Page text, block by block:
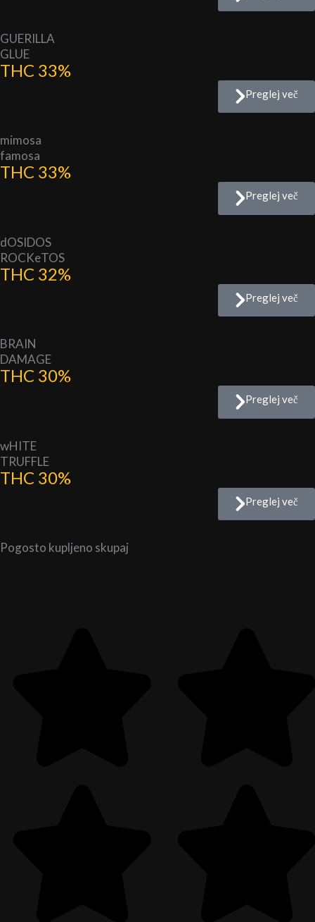
GUERILLA
GLUE
THC 33%
Preglej več
mimosa
famosa
THC 33%
Preglej več
dOSIDOS
ROCKeTOS
THC 32%
Preglej več
BRAIN
DAMAGE
THC 30%
Preglej več
wHITE
TRUFFLE
THC 30%
Preglej več
Pogosto kupljeno skupaj